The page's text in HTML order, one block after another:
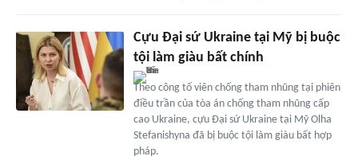
Cựu Đại sứ Ukraine tại Mỹ bị buộc
tội làm giàu bất chính
Theo công tố viên chống tham nhũng tại phiên
điều trần của tòa án chống tham nhũng cấp
cao Ukraine, cựu Đại sứ Ukraine tại Mỹ Olha
Stefanishyna đã bị buộc tội làm giàu bất hợp
pháp.